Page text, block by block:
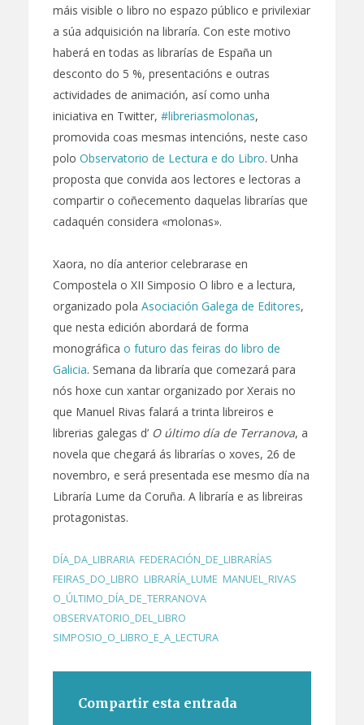
máis visible o libro no espazo público e privilexiar
a súa adquisición na libraría. Con este motivo
haberá en todas as librarías de España un
desconto do 5 %, presentacións e outras
actividades de animación, así como unha
iniciativa en Twitter, #libreriasmolonas,
promovida coas mesmas intencións, neste caso
polo Observatorio de Lectura e do Libro. Unha
proposta que convida aos lectores e lectoras a
compartir o coñecemento daquelas librarías que
cadaquén considera «molonas».
Xaora, no día anterior celebrarase en
Compostela o XII Simposio O libro e a lectura,
organizado pola Asociación Galega de Editores,
que nesta edición abordará de forma
monográfica o futuro das feiras do libro de
Galicia. Semana da libraría que comezará para
nós hoxe cun xantar organizado por Xerais no
que Manuel Rivas falará a trinta libreiros e
librerias galegas d’ O último día de Terranova, a
novela que chegará ás librarías o xoves, 26 de
novembro, e será presentada ese mesmo día na
Libraría Lume da Coruña. A libraría e as libreiras
protagonistas.
DÍA_DA_LIBRARIA, FEDERACIÓN_DE_LIBRARÍAS
FEIRAS_DO_LIBRO LIBRARÍA_LUME MANUEL_RIVAS
O_ÚLTIMO_DÍA_DE_TERRANOVA,
OBSERVATORIO_DEL_LIBRO
SIMPOSIO_O_LIBRO_E_A_LECTURA
Compartir esta entrada